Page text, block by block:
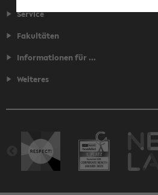
Service
Fakultäten
Informationen für ...
Weiteres